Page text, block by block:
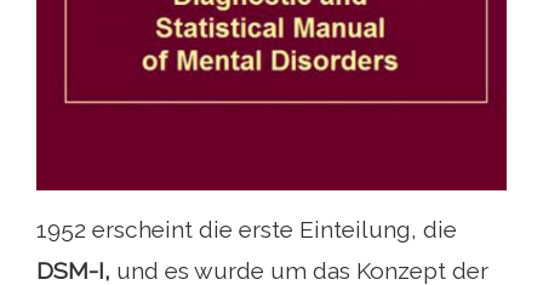
1952 erscheint die erste Einteilung, die
DSM-I, und es wurde um das Konzept der